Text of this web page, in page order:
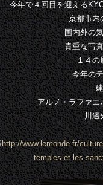
今年で４回目を迎える
京都市内
国内外の
貴重な写
１４の
今年の
アルノ・ラファエ
川邊
http://www.lemonde.fr/
temples-et-les-